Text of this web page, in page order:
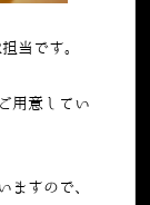
当です。
用意してい
ますので、